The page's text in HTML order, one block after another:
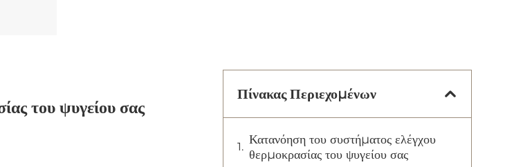
του ψυγείου σας
Πίνακας Περιεχομένων
Κατανόηση του συστήματος ελέγχου
θερμοκρασίας του ψυγείου σας